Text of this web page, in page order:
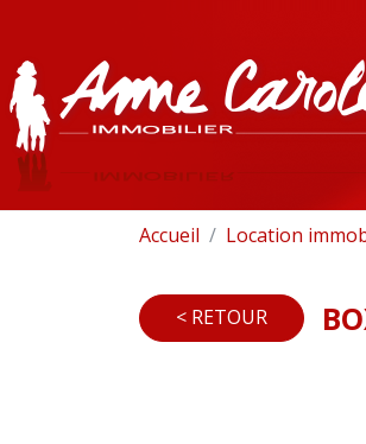
Accueil Location
< RETOUR